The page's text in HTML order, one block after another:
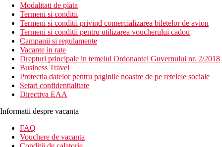
Modalitati de plata
Termeni si conditii
Termeni si conditii privind comercializarea biletelor de avion
Termeni si conditii pentru utilizarea voucherului cadou
Campanii si regulamente
Vacante in rate
Drepturi principale in temeiul Ordonantei Guvernului nr. 2/2018
Business Travel
Protectia datelor pentru paginile noastre de pe retelele sociale
Setari confidentialitate
Directiva EAA
Informatii despre vacanta
FAQ
Vouchere de vacanta